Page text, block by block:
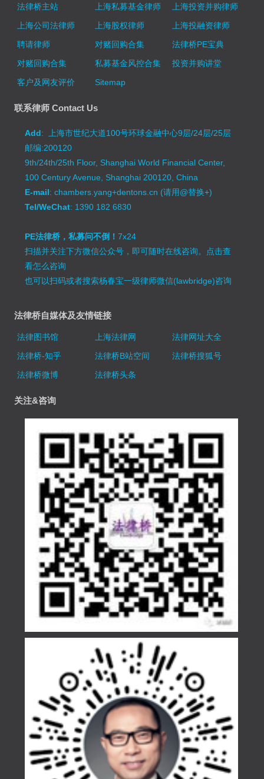
法律桥主站
上海私募基金律师
上海投资并购律师
上海公司法律师
上海股权律师
上海投融资律师
聘请律师
对赌回购合集
法律桥PE宝典
对赌回购合集
私募基金风控合集
投资并购讲堂
客户及网友评价
Sitemap
联系律师 Contact Us
Add: 上海市世纪大道100号环球金融中心9层/24层/25层
邮编:200120
9th/24th/25th Floor, Shanghai World Financial Center,
100 Century Avenue, Shanghai 200120, China
E-mail: chambers.yang+dentons.cn (请用@替换+)
Tel/WeChat: 1390 182 6830
PE法律桥，私募问不倒！7x24
扫描并关注下方微信公众号，即可随时在线咨询。 点击查
看怎么咨询
也可以扫码或者搜索杨春宝一级律师微信(lawbridge)咨询
法律桥自媒体及友情链接
法律图书馆 上海法律网
法律网址大全
法律桥-知乎
法律桥B站空间
法律桥搜狐号
法律桥微博
法律桥头条
关注&咨询